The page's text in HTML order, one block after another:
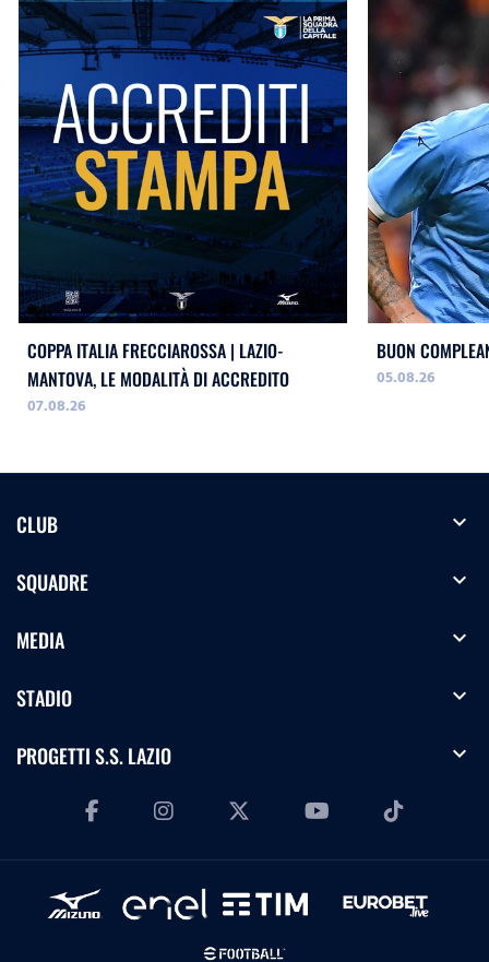
COPPA ITALIA FRECCIAROSSA | LAZIO-
MANTOVA, LE MODALITÀ DI ACCREDITO
07.08.26
BUON
05.08.26
CLUB expand_more
SQUADRE expand_more
MEDIA expand_more
STADIO expand_more
PROGETTI S.S. LAZIO expand_more